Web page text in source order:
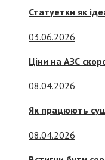
Статуетки як
03.06.2026
Ціни на АЗС
08.04.2026
Як працюють
08.04.2026